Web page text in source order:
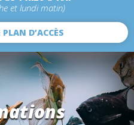
et lundi matin)
D’ACCÈS